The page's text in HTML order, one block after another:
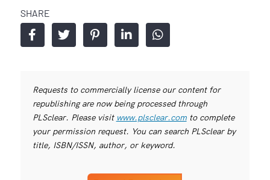
SHARE
Requests to commercially license our content for
republishing are now being processed through
PLSclear. Please visit www.plsclear.comto complete
your permission request. You can search PLSclear by
title, ISBN/ISSN, author, or keyword.